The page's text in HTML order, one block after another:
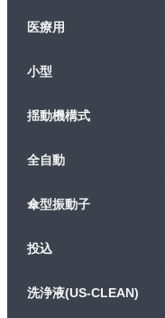
医療用
小型
揺動機構式
全自動
傘型振動子
投込
洗浄液(US-CLEAN)